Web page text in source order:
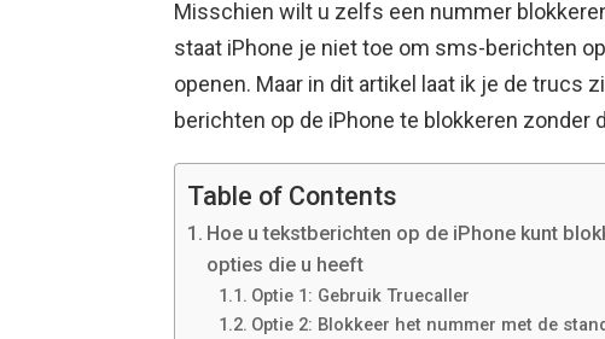
Misschien wilt u zelfs een nummer
staat iPhone je niet toe om sms-berichten
openen. Maar in dit artikel laat ik je de trucs
berichten op de iPhone te blokkeren zonder
Table of Contents
Hoe u tekstberichten op de iPhone kunt
opties die u heeft
Optie 1: Gebruik Truecaller
Optie 2: Blokkeer het nummer met de